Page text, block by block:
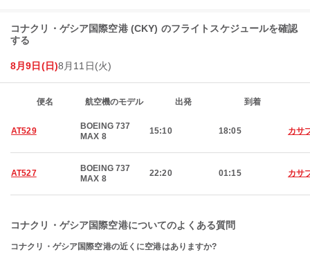
コナクリ・ゲシア国際空港 (CKY) のフライトスケジュールを確認
する
8月9日(日)8月11日(火)
便名 航空機のモデル 出発 到着
AT529
BOEING 737
MAX 8
15:10 18:05 カサ
AT527
BOEING 737
MAX 8
22:20 01:15 カサ
コナクリ・ゲシア国際空港についてのよくある質問
コナクリ・ゲシア国際空港の近くに空港はありますか?